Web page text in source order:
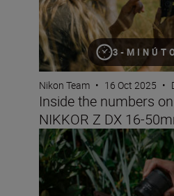
3-
Nikon Team • 16 Oct 2025 •
Inside the numbers
NIKKOR Z DX 16-
All the numbers on the